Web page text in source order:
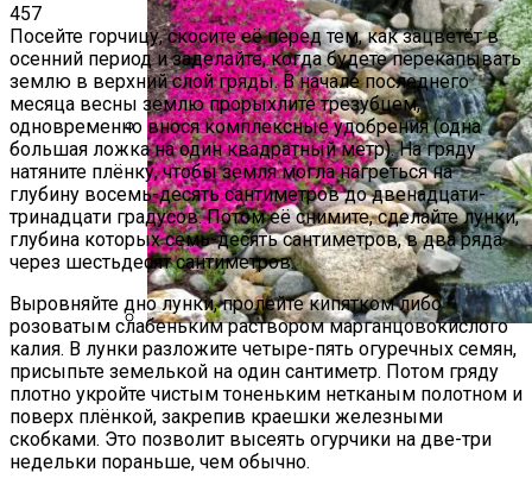
Как И Чем Удобрять Чеснок?
Альпийская Горка – Как Сделать
Своими Руками Быстро И Просто
457
Посейте горчицу, скосите её перед тем, как зацветёт в
осенний период и заделайте, когда будете перекапывать
землю в верхний слой гряды. В начале последнего
месяца весны землю прорыхлите трезубцем,
одновременно внося комплексные удобрения (одна
большая ложка на один квадратный метр). На гряду
натяните плёнку, чтобы земля могла нагреться на
глубину восемь-десять сантиметров до двенадцати-
тринадцати градусов. Потом её снимите, сделайте лунки,
глубина которых семь-десять сантиметров, в два ряда
через шестьдесят сантиметров.
Выровняйте дно лунки, пролейте кипятком либо
розоватым слабеньким раствором марганцовокислого
калия. В лунки разложите четыре-пять огуречных семян,
присыпьте земелькой на один сантиметр. Потом гряду
плотно укройте чистым тоненьким нетканым полотном и
поверх плёнкой, закрепив краешки железными
скобками. Это позволит высеять огурчики на две-три
недельки пораньше, чем обычно.